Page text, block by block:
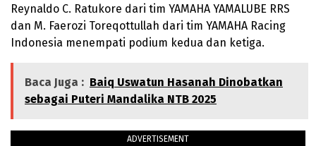
Reynaldo C. Ratukore dari tim YAMAHA YAMALUBE RRS
dan M. Faerozi Toreqottullah dari tim YAMAHA Racing
Indonesia menempati podium kedua dan ketiga.
Baca Juga : Baiq Uswatun Hasanah Dinobatkan
sebagai Puteri Mandalika NTB 2025
ADVERTISEMENT